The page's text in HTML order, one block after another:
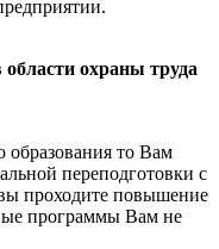
области охраны труда
то Вам
переподготовки с
проходите повышение
программы Вам не